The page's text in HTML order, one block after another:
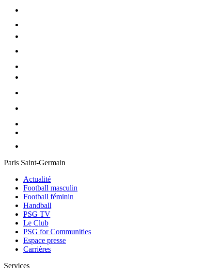
Paris Saint-Germain
Actualité
Football masculin
Football féminin
Handball
PSG TV
Le Club
PSG for Communities
Espace presse
Carrières
Services